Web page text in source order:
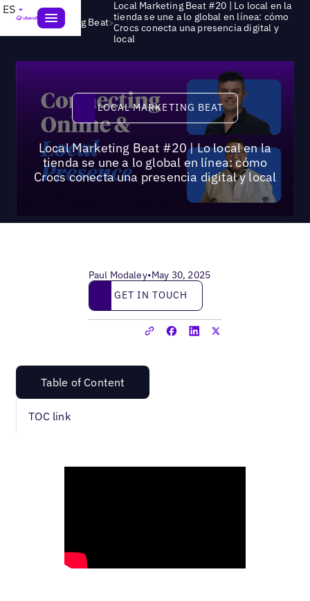
ES
Local Marketing Beat>
Local Marketing Beat #20 | Lo local en la
tienda se une a lo global en línea: cómo
Crocs conecta una presencia digital y
local
Local Marketing Beat
LOCAL MARKETING BEAT
Local Marketing Beat #20 | Lo local en la
tienda se une a lo global en línea: cómo
Crocs conecta una presencia digital y local
Paul Modaley•May 30, 2025
Get in touch
GET IN TOUCH
Table of Content
TOC link